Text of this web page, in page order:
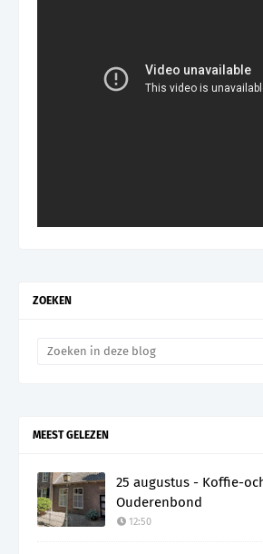
ZOEKEN
MEEST GELEZEN
25 augustus - Koffie-
Ouderenbond
12:50